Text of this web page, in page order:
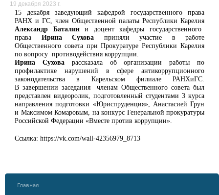
19 декабря 2023 г.
15 декабря заведующий кафедрой государственного права
РАНХ и ГС, член Общественной палаты Республики Карелия
Александр Баталини доцент кафедры государственного
права
Ирина Сухова приняли участие в работе
Общественного совета при Прокуратуре Республики Карелия
по вопросу противодействия коррупции.
Ирина Суховарассказала об организации работы по
профилактике нарушений в сфере антикоррупционного
законодательства в Карельском филиале РАНХиГС.
В завершении заседания членам Общественного совета был
представлен видеоролик, подготовленный студентами 3 курса
направления подготовки «Юриспруденция», Анастасией Грун
и Максимом Комаровым, на конкурс Генеральной прокуратуры
Российской Федерации «Вместе против коррупции».
Ссылка: https://vk.com/wall-42356979_8713
Главная